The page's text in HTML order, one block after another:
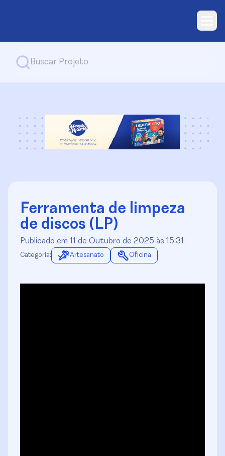
Ferramenta de limpeza
de discos (LP)
Publicado em 11 de Outubro de 2025 às 15:31
Categoria: Artesanato Oficina